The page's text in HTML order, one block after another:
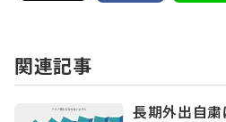
関連記事
長期外出自